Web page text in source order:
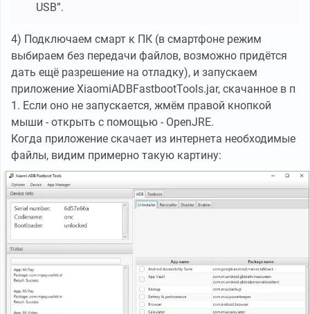
USB”.
4) Подключаем смарт к ПК (в смартфоне режим
выбираем без передачи файлов, возможно придётся
дать ещё разрешение на отладку), и запускаем
приложение XiaomiADBFastbootTools.jar, скачанное в п
1. Если оно не запускается, жмём правой кнопкой
мыши - открыть с помощью - OpenJRE.
Когда приложение скачает из интернета необходимые
файлы, видим примерно такую картину: